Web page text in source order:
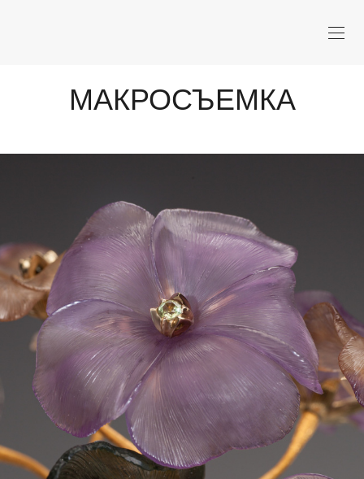
МАКРОСЪЕМКА